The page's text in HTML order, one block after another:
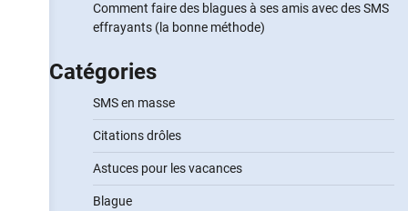
Comment faire des blagues à ses amis avec des SMS
effrayants (la bonne méthode)
Catégories
SMS en masse
Citations drôles
Astuces pour les vacances
Blague